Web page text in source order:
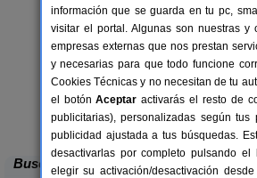
El Pajar de Alameda
Alameda del Valle (Madrid)
Buscar
información que se guarda en tu pc,
visitar el portal. Algunas son nuestras y
empresas externas que nos prestan
y necesarias para que todo funcione
Cookies Técnicas y no necesitan de tu
el botónAceptar activarás el resto de
publicitarias), personalizadas según tus
publicidad ajustada a tus búsquedas.
desactivarlas por completo pulsando el
elegir su activación/desactivación desde